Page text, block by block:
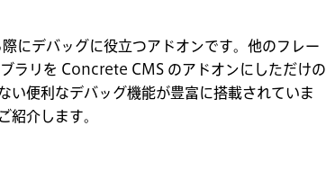
にデバッグに役立つアドオンです。他のフレー
ラリを Concrete CMS のアドオンにしただけの
い便利なデバッグ機能が豊富に搭載されていま
紹介します。